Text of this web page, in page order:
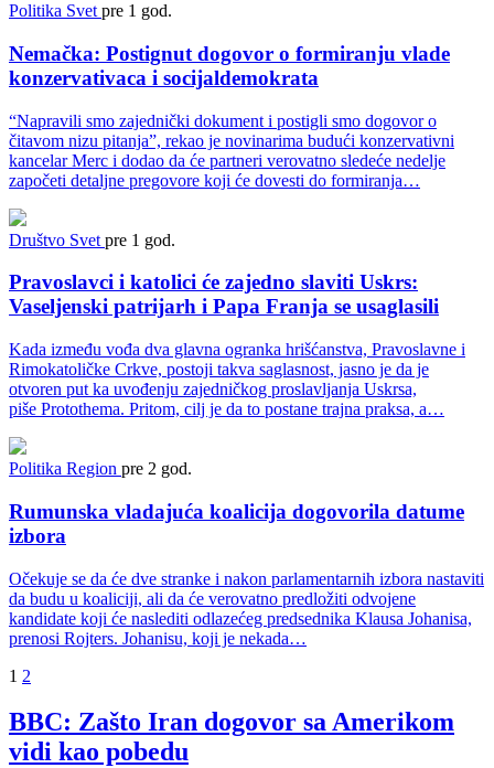
Politika Svet pre 1 god.
Nemačka: Postignut dogovor o formiranju vlade
konzervativaca i socijaldemokrata
“Napravili smo zajednički dokument i postigli smo dogovor o
čitavom nizu pitanja”, rekao je novinarima budući konzervativni
kancelar Merc i dodao da će partneri verovatno sledeće nedelje
započeti detaljne pregovore koji će dovesti do formiranja…
Društvo Svet pre 1 god.
Pravoslavci i katolici će zajedno slaviti Uskrs:
Vaseljenski patrijarh i Papa Franja se usaglasili
Kada između vođa dva glavna ogranka hrišćanstva, Pravoslavne i
Rimokatoličke Crkve, postoji takva saglasnost, jasno je da je
otvoren put ka uvođenju zajedničkog proslavljanja Uskrsa,
piše Protothema. Pritom, cilj je da to postane trajna praksa, a…
Politika Region pre 2 god.
Rumunska vladajuća koalicija dogovorila datume
izbora
Očekuje se da će dve stranke i nakon parlamentarnih izbora nastaviti
da budu u koaliciji, ali da će verovatno predložiti odvojene
kandidate koji će naslediti odlazećeg predsednika Klausa Johanisa,
prenosi Rojters. Johanisu, koji je nekada…
Posts
pagination
1 2
BBC: Zašto Iran dogovor sa Amerikom
vidi kao pobedu